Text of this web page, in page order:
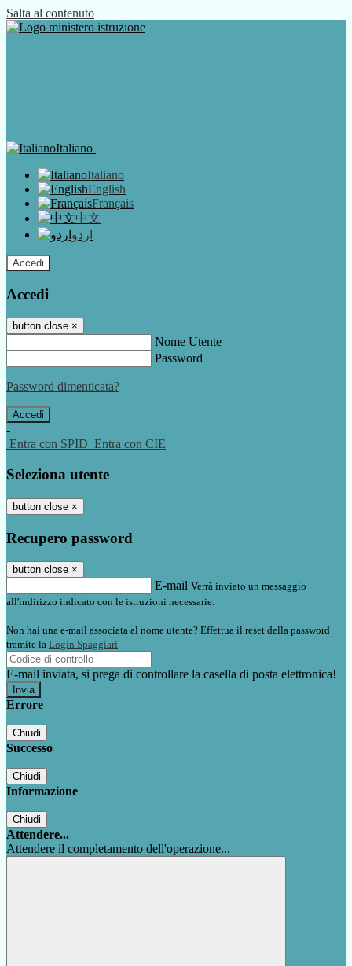
Salta al contenuto
Italiano
Italiano
English
Français
中文
اردو
Accedi
Accedi
button close ×
Nome Utente
Password
Password dimenticata?
-
Entra con SPID Entra con CIE
Seleziona utente
button close ×
Recupero password
button close ×
E-mail Verrà inviato un messaggio
all'indirizzo indicato con le istruzioni necessarie.
Non hai una e-mail associata al nome utente? Effettua il reset della password
tramite la Login Spaggiari
E-mail inviata, si prega di controllare la casella di posta elettronica!
Errore
Chiudi
Successo
Chiudi
Informazione
Chiudi
Attendere...
Attendere il completamento dell'operazione...